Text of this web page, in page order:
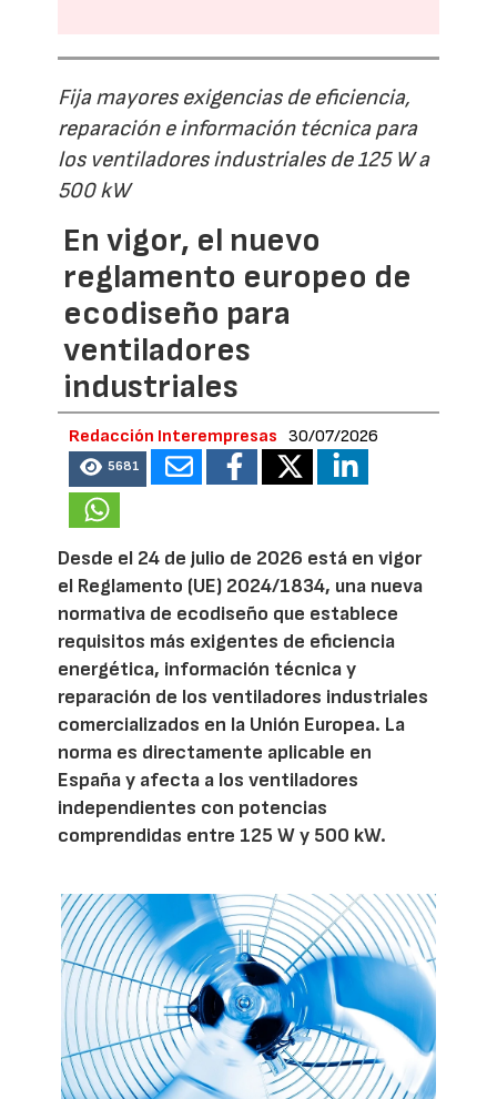
Fija mayores exigencias de eficiencia,
reparación e información técnica para
los ventiladores industriales de 125 W a
500 kW
En vigor, el nuevo
reglamento europeo de
ecodiseño para
ventiladores
industriales
Redacción Interempresas 30/07/2026
5681
Desde el 24 de julio de 2026 está en vigor
el Reglamento (UE) 2024/1834, una nueva
normativa de ecodiseño que establece
requisitos más exigentes de eficiencia
energética, información técnica y
reparación de los ventiladores industriales
comercializados en la Unión Europea. La
norma es directamente aplicable en
España y afecta a los ventiladores
independientes con potencias
comprendidas entre 125 W y 500 kW.